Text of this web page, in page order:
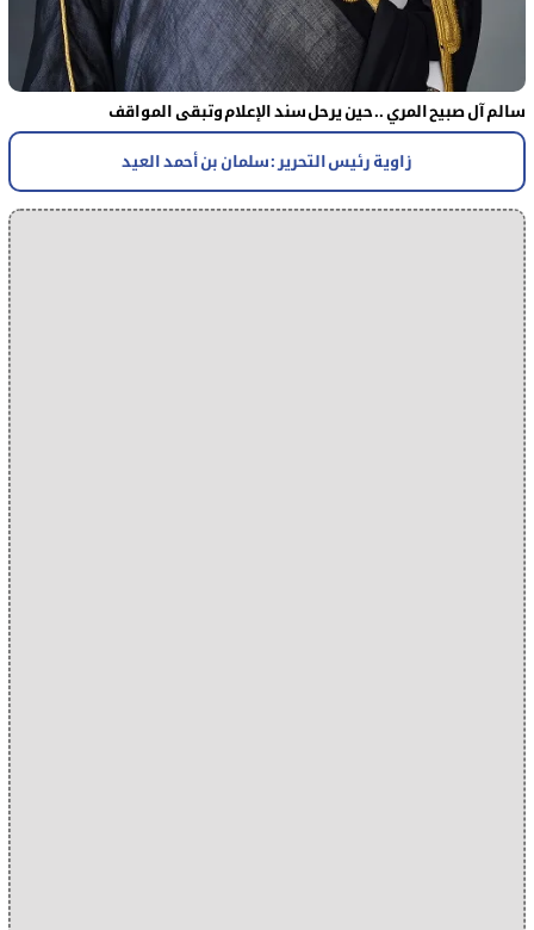
سالم آل صبيح المري .. حين يرحل سند الإعلام وتبقى المواقف
زاوية رئيس التحرير : سلمان بن أحمد العيد